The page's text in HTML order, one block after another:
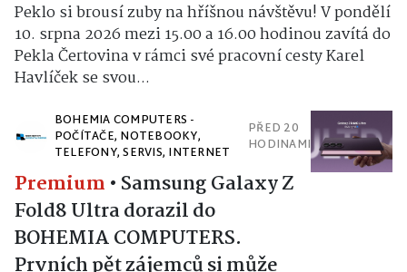
Peklo si brousí zuby na hříšnou návštěvu! V pondělí
10. srpna 2026 mezi 15.00 a 16.00 hodinou zavítá do
Pekla Čertovina v rámci své pracovní cesty Karel
Havlíček se svou...
BOHEMIA COMPUTERS -
POČÍTAČE, NOTEBOOKY,
TELEFONY, SERVIS, INTERNET
PŘED 20
HODINAMI
Premium • Samsung Galaxy Z
Fold8 Ultra dorazil do
BOHEMIA COMPUTERS.
Prvních pět zájemců si může